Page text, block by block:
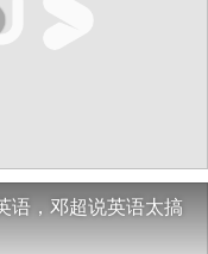
语，邓超说英语太搞